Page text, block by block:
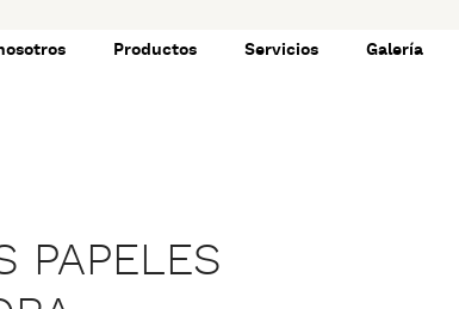
Productos Servicios Galería
PAPELES